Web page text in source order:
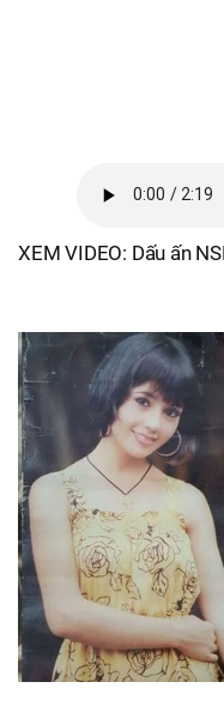
XEM VIDEO: Dấu ấn